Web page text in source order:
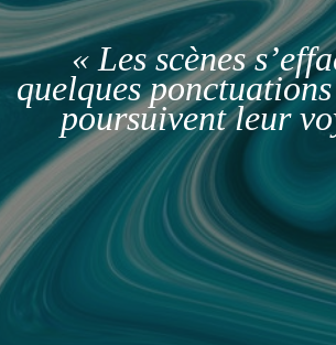
« Les scènes
quelques
poursuivent leur